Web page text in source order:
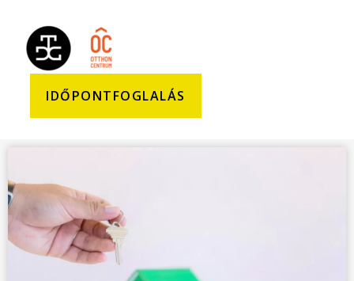
IDŐPONTFOGLALÁS